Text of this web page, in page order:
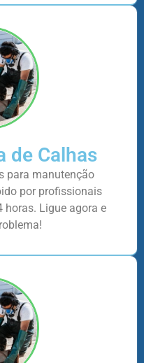
de Calhas
para manutenção
por profissionais
Ligue agora e